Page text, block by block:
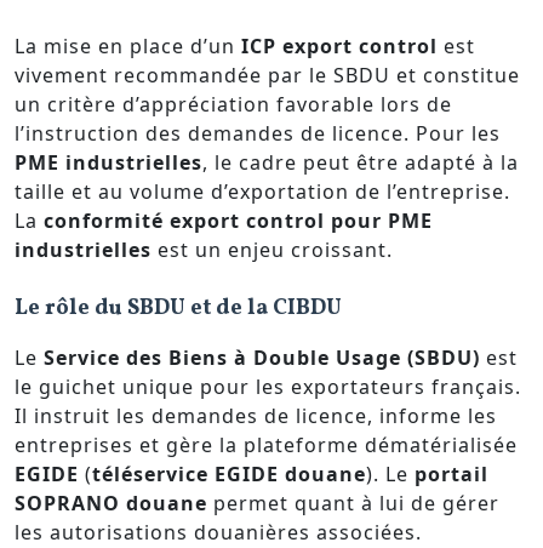
La mise en place d’un ICP export control est
vivement recommandée par le SBDU et constitue
un critère d’appréciation favorable lors de
l’instruction des demandes de licence. Pour les
PME industrielles, le cadre peut être adapté à la
taille et au volume d’exportation de l’entreprise.
La conformité export control pour PME
industrielles est un enjeu croissant.
Le rôle du SBDU et de la CIBDU
Le Service des Biens à Double Usage (SBDU) est
le guichet unique pour les exportateurs français.
Il instruit les demandes de licence, informe les
entreprises et gère la plateforme dématérialisée
EGIDE (téléservice EGIDE douane). Le portail
SOPRANO douane permet quant à lui de gérer
les autorisations douanières associées.